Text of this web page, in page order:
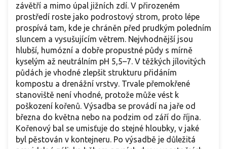
závětří a mimo úpal jižních zdí. V přirozeném
prostředí roste jako podrostový strom, proto lépe
prospívá tam, kde je chráněn před prudkým poledním
sluncem a vysušujícím větrem. Nejvhodnější jsou
hlubší, humózní a dobře propustné půdy s mírně
kyselým až neutrálním pH 5,5–7. V těžkých jílovitých
půdách je vhodné zlepšit strukturu přidáním
kompostu a drenážní vrstvy. Trvale přemokřené
stanoviště není vhodné, protože může vést k
poškození kořenů. Výsadba se provádí na jaře od
března do května nebo na podzim od září do října.
Kořenový bal se umisťuje do stejné hloubky, v jaké
byl pěstován v kontejneru. Po výsadbě je důležitá